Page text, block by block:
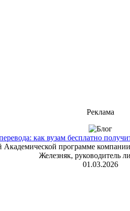
Реклама
как вузам бесплатно
программе
Железняк, руководитель
01.03.2026